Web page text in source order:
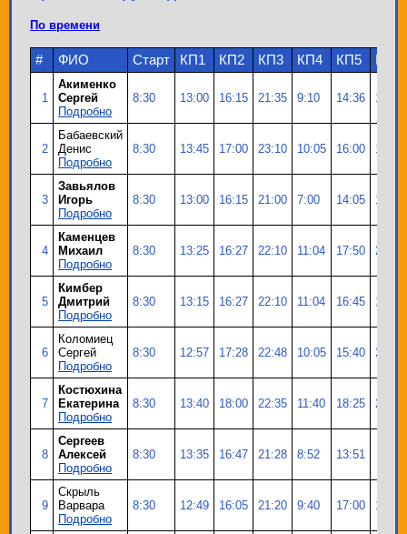
По времени
# ФИО Старт КП1 КП2 КП3 КП4 КП5
1
Акименко
Сергей
Подробно
8:30 13:00 16:15 21:35 9:10 14:36 18:06
2
Бабаевский
Денис
Подробно
8:30 13:45 17:00 23:10 10:05 16:00 19:30
3
Завьялов
Игорь
Подробно
8:30 13:00 16:15 21:00 7:00 14:05 17:00
4
Каменцев
Михаил
Подробно
8:30 13:25 16:27 22:10 11:04 17:50 21:35
5
Кимбер
Дмитрий
Подробно
8:30 13:15 16:27 22:10 11:04 16:45 19:40
6
Коломиец
Сергей
Подробно
8:30 12:57 17:28 22:48 10:05 15:40 20:08
7
Костюхина
Екатерина
Подробно
8:30 13:40 18:00 22:35 11:40 18:25 21:55
8
Сергеев
Алексей
Подробно
8:30 13:35 16:47 21:28 8:52 13:51
9
Скрыль
Варвара
Подробно
8:30 12:49 16:05 21:20 9:40 17:00 19:48